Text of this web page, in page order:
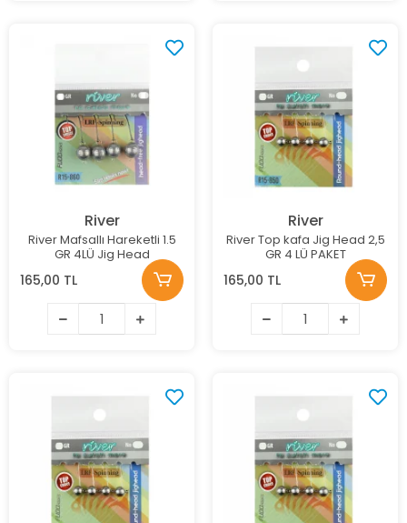
River
River Mafsallı Hareketli 1.5
GR 4LÜ Jig Head
165,00 TL
River
River Top kafa Jig Head 2,5
GR 4 LÜ PAKET
165,00 TL